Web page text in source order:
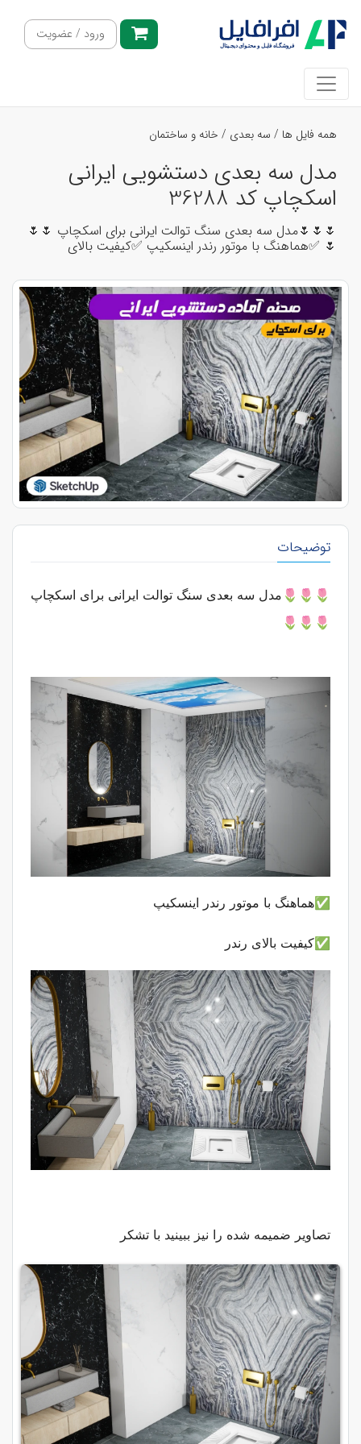
ورود / عضویت
همه فایل ها / سه بعدی / خانه و ساختمان
مدل سه بعدی دستشویی ایرانی
اسکچاپ کد 36288
🌷🌷🌷مدل سه بعدی سنگ توالت ایرانی برای اسکچاپ 🌷🌷
🌷 ✅هماهنگ با موتور رندر اینسکیپ ✅کیفیت بالای
توضیحات
🌷🌷🌷مدل سه بعدی سنگ توالت ایرانی برای اسکچاپ
🌷🌷🌷
✅هماهنگ با موتور رندر اینسکیپ
✅کیفیت بالای رندر
تصاویر ضمیمه شده را نیز ببینید با تشکر